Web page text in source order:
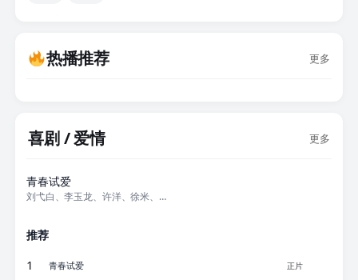
热播推荐 更多
喜剧 / 爱情 更多
青春试爱
刘弋白、李玉龙、许洋、徐米、可风
推荐
1 青春试爱 正片